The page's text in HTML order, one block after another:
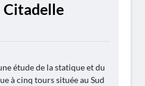
Citadelle
étude de la statique et du
à cinq tours située au Sud